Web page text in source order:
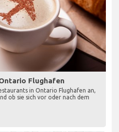
Flughafen
in Ontario Flughafen an,
ob sie sich vor oder nach dem